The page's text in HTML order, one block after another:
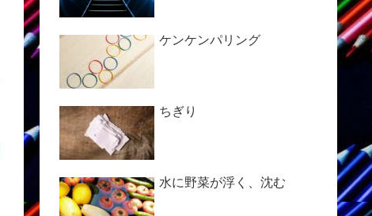
ケンケンパリング
ちぎり
水に野菜が浮く、沈む